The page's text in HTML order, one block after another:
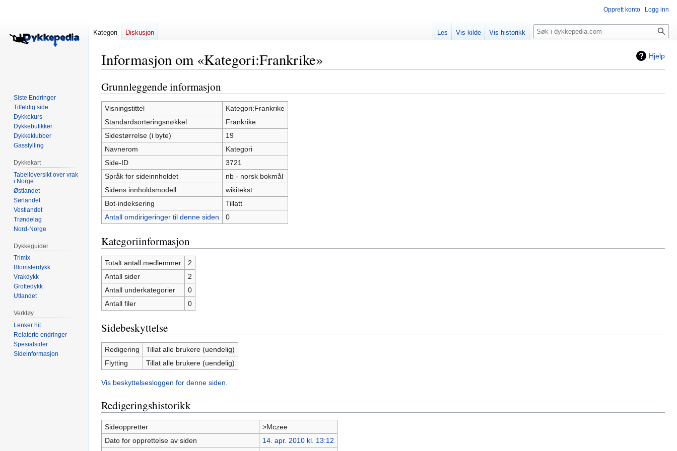
Hjelp
Informasjon om «Kategori:Frankrike»
Hopp
til
navigering
Hopp
til
søk
Grunnleggende informasjon
Visningstittel
Kategori:Frankrike
Standardsorteringsnøkkel
Frankrike
Sidestørrelse (i byte)
19
Navnerom
Kategori
Side-ID
3721
Språk for sideinnholdet
nb - norsk bokmål
Sidens innholdsmodell
wikitekst
Bot-indeksering
Tillatt
Antall omdirigeringer til denne siden
0
Kategoriinformasjon
Totalt antall medlemmer
2
Antall sider
2
Antall underkategorier
0
Antall filer
0
Sidebeskyttelse
Redigering
Tillat alle brukere (uendelig)
Flytting
Tillat alle brukere (uendelig)
Vis beskyttelsesloggen for denne siden.
Redigeringshistorikk
Sideoppretter
>Mczee
Dato for opprettelse av siden
14. apr. 2010 kl. 13:12
Opprett konto Logg inn
Kategori Diskusjon Les Vis kilde Vis historikk Søk
Siste Endringer
Tilfeldig side
Dykkekurs
Dykkebutikker
Dykkeklubber
Gassfylling
Dykkekart
Tabelloversikt over vrak
i Norge
Østlandet
Sørlandet
Vestlandet
Trøndelag
Nord-Norge
Dykkeguider
Trimix
Blomsterdykk
Vrakdykk
Grottedykk
Utlandet
Verktøy
Lenker hit
Relaterte endringer
Spesialsider
Sideinformasjon